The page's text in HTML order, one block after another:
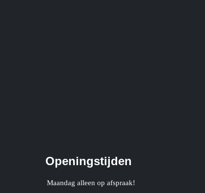
Openingstijden
Maandag alleen op afspraak!